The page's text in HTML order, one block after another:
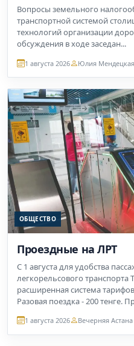
Вопросы земельного
транспортной системой
технологий организации
обсуждения в ходе заседан...
1 августа 2026 Юлия Мендецкая
ОБЩЕСТВО
Проездные на ЛРТ
C 1 августа для удобства
легкорельсового транспорта
расширенная система
Разовая поездка - 200 тенге.
1 августа 2026 Вечерняя Астана